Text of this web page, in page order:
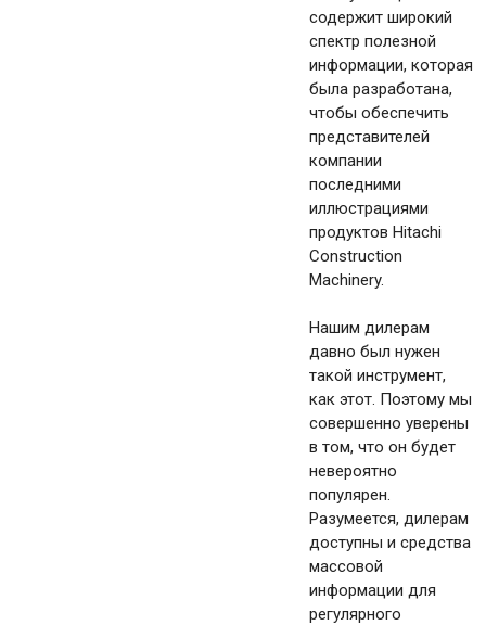
содержит широкий
спектр полезной
информации, которая
была разработана,
чтобы обеспечить
представителей
компании
последними
иллюстрациями
продуктов Hitachi
Construction
Machinery.
Нашим дилерам
давно был нужен
такой инструмент,
как этот. Поэтому мы
совершенно уверены
в том, что он будет
невероятно
популярен.
Разумеется, дилерам
доступны и средства
массовой
информации для
регулярного